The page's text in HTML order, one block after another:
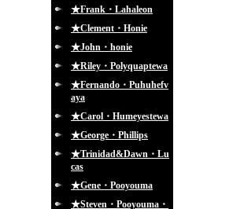
★Frank・Lahaleon
★Clement・Honie
★John・honie
★Riley・Polyquaptewa
★Fernando・Puhuhefv
aya
★Carol・Humeyestewa
★George・Phillips
★Trinidad&Dawn・Lu
cas
★Gene・Pooyouma
★Steven・Pooyouma・